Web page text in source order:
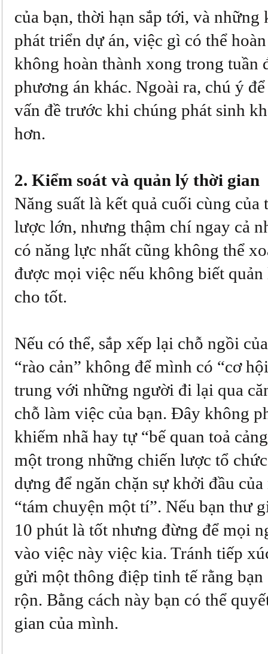
của bạn, thời hạn sắp tới, và những
phát triển dự án, việc gì có thể
không hoàn thành xong trong tuần
phương án khác. Ngoài ra, chú ý
vấn đề trước khi chúng phát sinh
hơn.
2. Kiểm soát và quản lý thời gian
Năng suất là kết quả cuối cùng của
lược lớn, nhưng thậm chí ngay cả
có năng lực nhất cũng không thể
được mọi việc nếu không biết
cho tốt.
Nếu có thể, sắp xếp lại chỗ ngồi
“rào cản” không để mình có “cơ
trung với những người đi lại qua
chỗ làm việc của bạn. Đây không
khiếm nhã hay tự “bế quan toả
một trong những chiến lược tổ
dựng để ngăn chặn sự khởi đầu
“tám chuyện một tí”. Nếu bạn thư
10 phút là tốt nhưng đừng để mọi
vào việc này việc kia. Tránh tiếp
gửi một thông điệp tinh tế rằng bạn
rộn. Bằng cách này bạn có thể
gian của mình.